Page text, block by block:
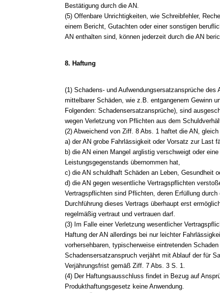
Bestätigung durch die AN.
(5) Offenbare Unrichtigkeiten, wie Schreibfehler,
einem Bericht, Gutachten oder einer sonstigen
AN enthalten sind, können jederzeit durch die AN
8. Haftung
(1) Schadens- und Aufwendungsersatzansprüche des
mittelbarer Schäden, wie z.B. entgangenem Gewinn
Folgenden: Schadensersatzansprüche), sind
wegen Verletzung von Pflichten aus dem
(2) Abweichend von Ziff. 8 Abs. 1 haftet die AN,
a) der AN grobe Fahrlässigkeit oder Vorsatz zur Last
b) die AN einen Mangel arglistig verschweigt oder
Leistungsgegenstands übernommen hat,
c) die AN schuldhaft Schäden an Leben, Gesundheit
d) die AN gegen wesentliche Vertragspflichten
Vertragspflichten sind Pflichten, deren Erfüllung durch
Durchführung dieses Vertrags überhaupt erst
regelmäßig vertraut und vertrauen darf.
(3) Im Falle einer Verletzung wesentlicher
Haftung der AN allerdings bei nur leichter
vorhersehbaren, typischerweise eintretenden
Schadensersatzanspruch verjährt mit Ablauf der für
Verjährungsfrist gemäß Ziff. 7 Abs. 3 S. 1.
(4) Der Haftungsausschluss findet in Bezug auf
Produkthaftungsgesetz keine Anwendung.